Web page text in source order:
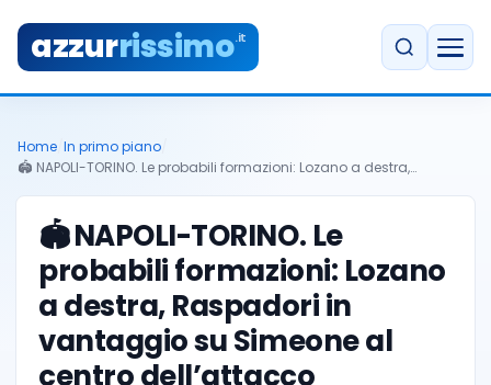
azzurrissimo.it
Home In primo piano
🏟 NAPOLI-TORINO. Le probabili formazioni: Lozano a destra,…
🏟NAPOLI-TORINO. Le
probabili formazioni: Lozano
a destra, Raspadori in
vantaggio su Simeone al
centro dell’attacco